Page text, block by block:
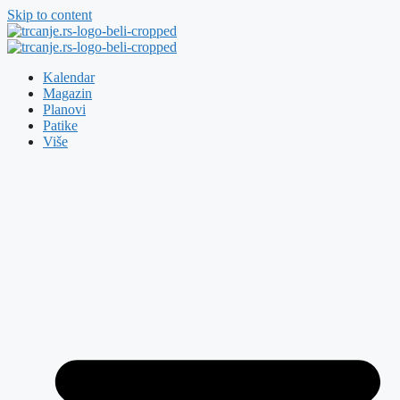
Skip to content
Kalendar
Magazin
Planovi
Patike
Više